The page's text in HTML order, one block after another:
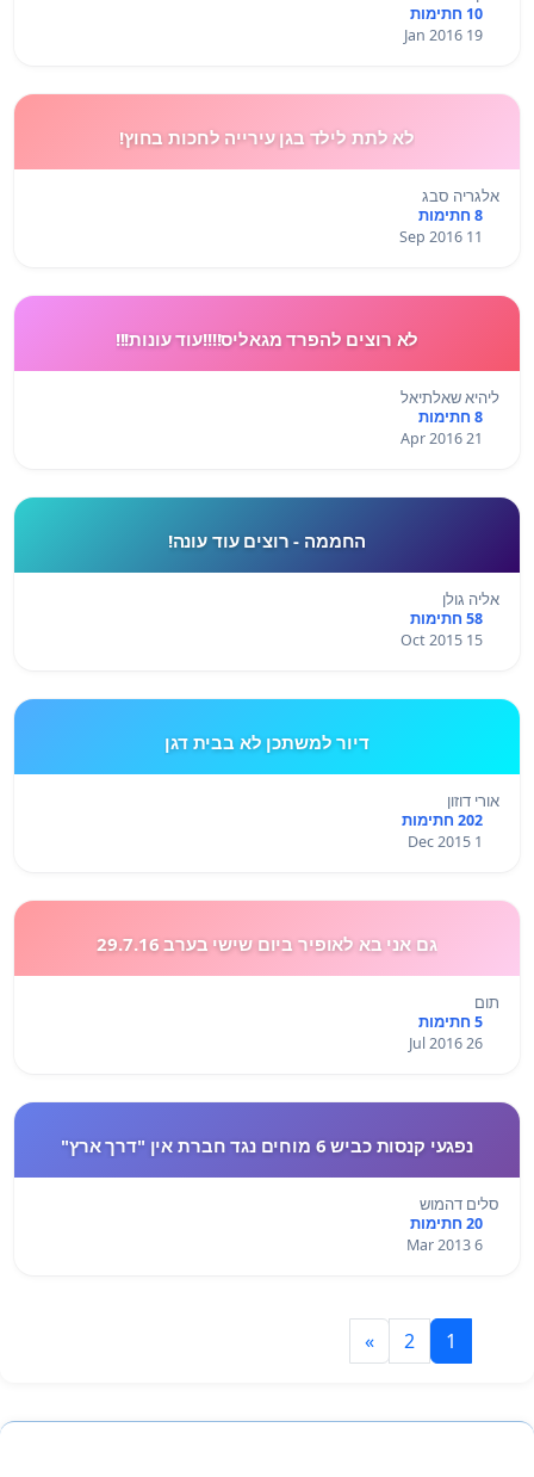
10 חתימות
19 Jan 2016
לא לתת לילד בגן עירייה לחכות בחוץ!
אלגריה סבג
8 חתימות
11 Sep 2016
לא רוצים להפרד מגאליס!!!!עוד עונות!!!
ליהיא שאלתיאל
8 חתימות
21 Apr 2016
החממה - רוצים עוד עונה!
אליה גולן
58 חתימות
15 Oct 2015
דיור למשתכן לא בבית דגן
אורי דוזון
202 חתימות
1 Dec 2015
גם אני בא לאופיר ביום שישי בערב 29.7.16
תום
5 חתימות
26 Jul 2016
נפגעי קנסות כביש 6 מוחים נגד חברת אין "דרך ארץ"
סלים דהמוש
20 חתימות
6 Mar 2013
1
2
»